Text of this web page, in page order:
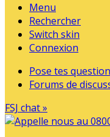
Menu
Rechercher
Switch skin
Connexion
Pose tes
Forums de
FSJ chat »